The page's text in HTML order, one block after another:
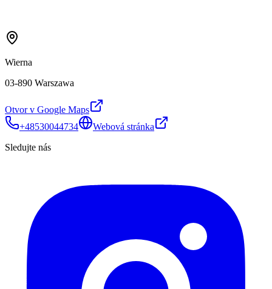
Wierna
03-890 Warszawa
Otvor v Google Maps
+48530044734
Webová stránka
Sledujte nás